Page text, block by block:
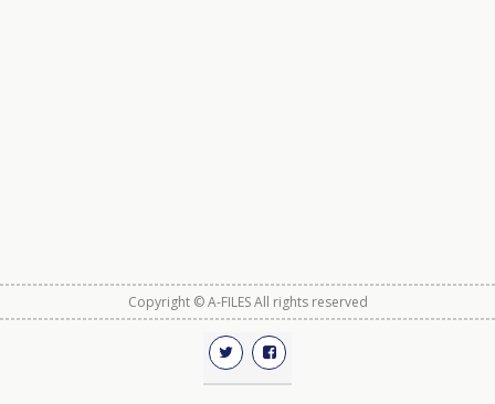
Copyright © A-FILES All rights reserved